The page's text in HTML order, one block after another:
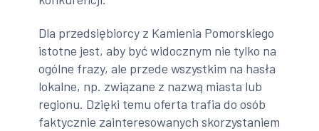
Dla przedsiębiorcy z Kamienia Pomorskiego
istotne jest, aby być widocznym nie tylko na
ogólne frazy, ale przede wszystkim na hasła
lokalne, np. związane z nazwą miasta lub
regionu. Dzięki temu oferta trafia do osób
faktycznie zainteresowanych skorzystaniem